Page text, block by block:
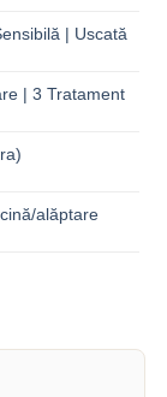
| Uscată
| 3 Tratament
alăptare